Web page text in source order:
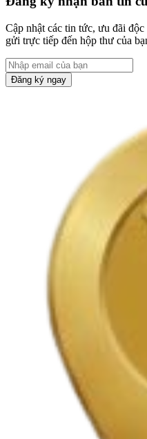
Cập nhật các tin tức, ưu đãi
gửi trực tiếp đến hộp thư của
Đăng ký ngay